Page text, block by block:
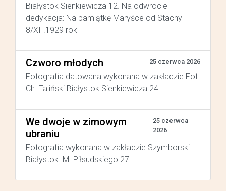
Białystok Sienkiewicza 12. Na odwrocie
dedykacja: Na pamiątkę Maryśce od Stachy
8/XII.1929 rok
Czworo młodych 25 czerwca 2026
Fotografia datowana wykonana w zakładzie Fot.
Ch. Taliński Białystok Sienkiewicza 24
We dwoje w zimowym
ubraniu
25 czerwca
2026
Fotografia wykonana w zakładzie Szymborski
Białystok M. Piłsudskiego 27